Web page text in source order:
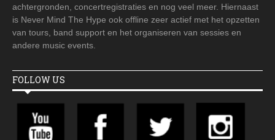
achtergronden, concertregistraties en nog veel meer. Hiernaast
is Never Mind The Hype ook offline zeer actief met het opzetten
van tours, band support en het organiseren van sessies en
andere music events.
FOLLOW US